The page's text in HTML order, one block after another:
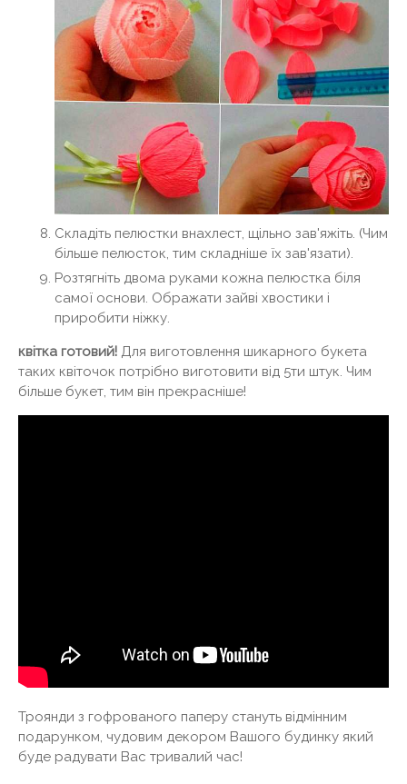
Складіть пелюстки внахлест, щільно зав'яжіть. (Чим
більше пелюсток, тим складніше їх зав'язати).
Розтягніть двома руками кожна пелюстка біля
самої основи. Ображати зайві хвостики і
приробити ніжку.
квітка готовий! Для виготовлення шикарного букета
таких квіточок потрібно виготовити від 5ти штук. Чим
більше букет, тим він прекрасніше!
Троянди з гофрованого паперу стануть відмінним
подарунком, чудовим декором Вашого будинку який
буде радувати Вас тривалий час!